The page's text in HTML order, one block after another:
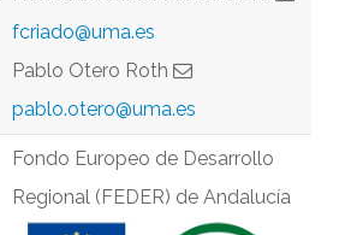
fcriado@uma.es
Pablo Otero Roth
pablo.otero@uma.es
Fondo Europeo de Desarrollo
Regional (FEDER) de Andalucía